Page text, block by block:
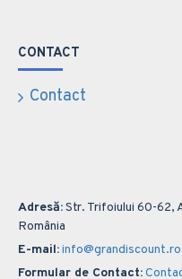
CONTACT
Contact
Adresă:Str. Trifoiului 60-62,
România
E-mail:info@grandiscount.ro
Formular de Contact: